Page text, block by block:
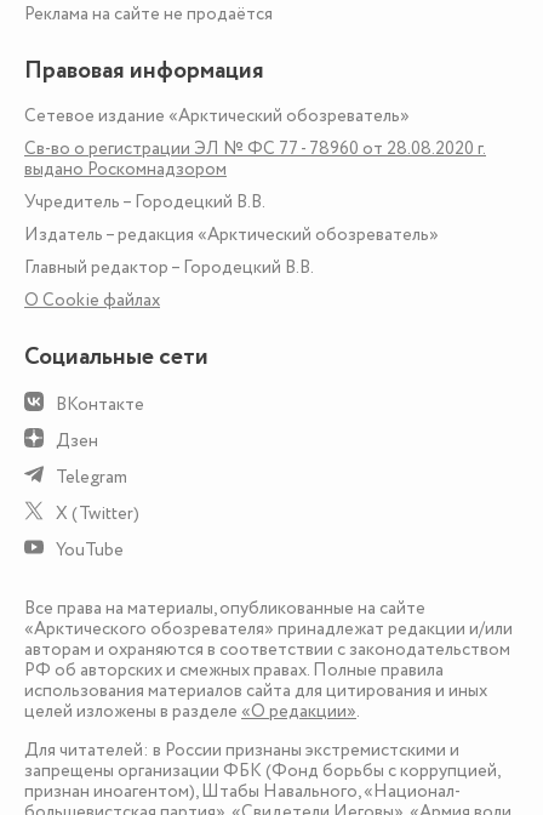
Реклама на сайте не продаётся
Правовая информация
Сетевое издание «Арктический обозреватель»
Св-во о регистрации ЭЛ № ФС 77 - 78960 от 28.08.2020 г.
выдано Роскомнадзором
Учредитель – Городецкий В.В.
Издатель – редакция «Арктический обозреватель»
Главный редактор – Городецкий В.В.
О Сookie файлах
Социальные сети
ВКонтакте
Дзен
Telegram
X (Twitter)
YouTube
Все права на материалы, опубликованные на сайте
«Арктического обозревателя» принадлежат редакции и/или
авторам и охраняются в соответствии с законодательством
РФ об авторских и смежных правах. Полные правила
использования материалов сайта для цитирования и иных
целей изложены в разделе «О редакции».
Для читателей: в России признаны экстремистскими и
запрещены организации ФБК (Фонд борьбы с коррупцией,
признан иноагентом), Штабы Навального, «Национал-